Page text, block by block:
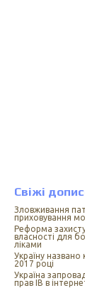
Свіжі
Зловживання
приховування
Реформа
власності для
ліками
Україну названо
2017 році
Україна
прав ІВ в